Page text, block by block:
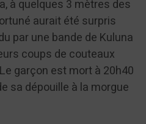
à quelques 3 mètres des
aurait été surpris
par une bande de Kuluna
coups de couteaux
garçon est mort à 20h40
sa dépouille à la morgue